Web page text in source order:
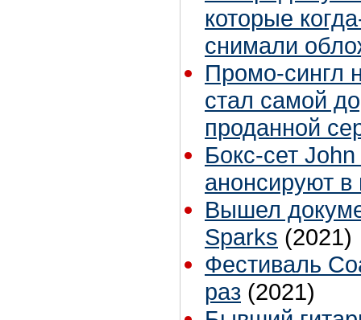
которые
снимали
Промо-сингл
стал самой
проданной
Бокс-сет
анонсируют в
Вышел
Sparks (2021)
Фестиваль
раз (2021)